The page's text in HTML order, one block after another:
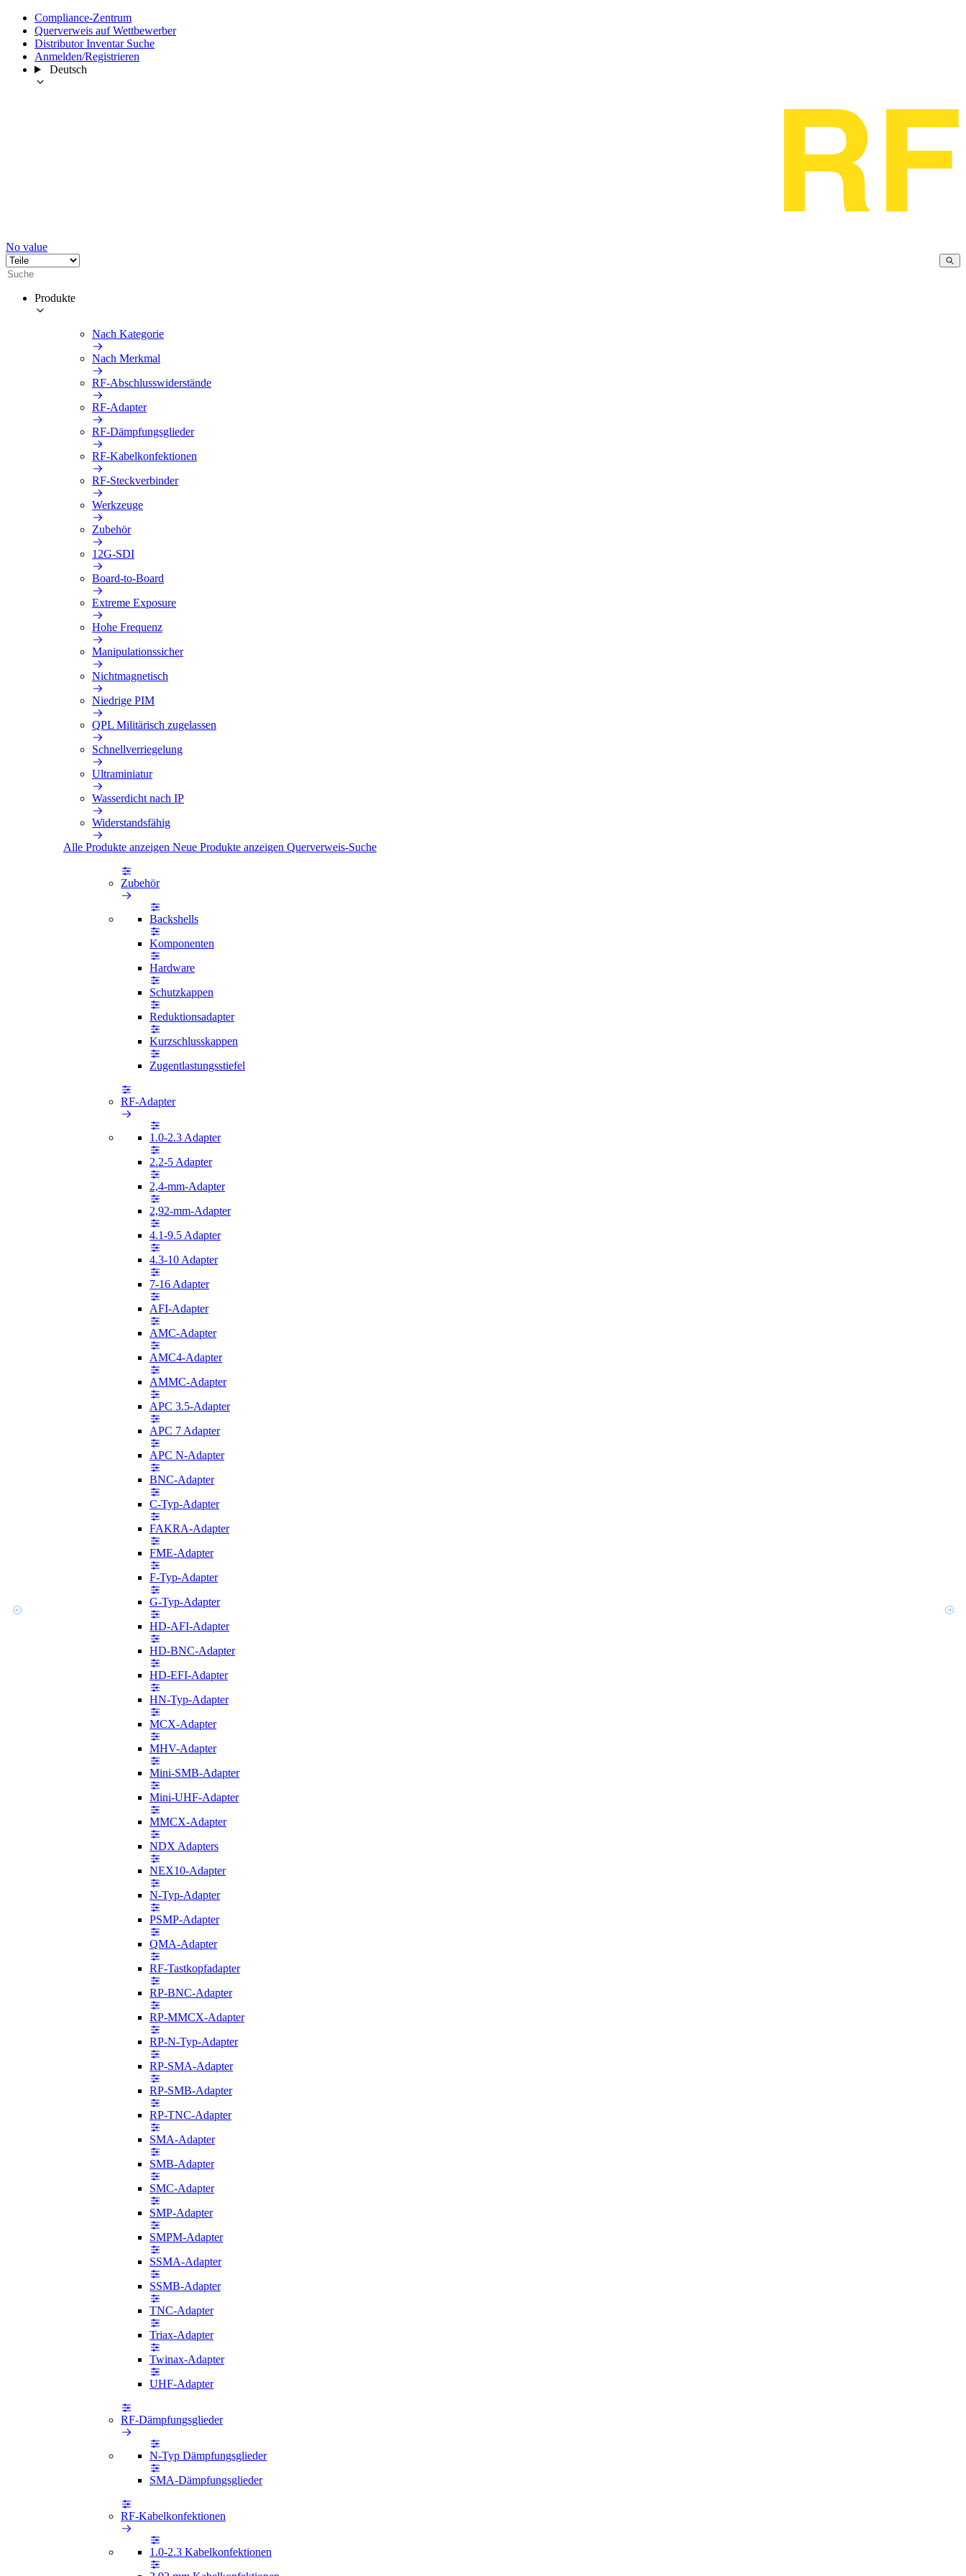
Compliance-Zentrum
Querverweis auf Wettbewerber
Distributor Inventar Suche
Anmelden/Registrieren
Deutsch
No value
Produkte
Nach Kategorie
Nach Merkmal
RF-Abschlusswiderstände
RF-Adapter
RF-Dämpfungsglieder
RF-Kabelkonfektionen
RF-Steckverbinder
Werkzeuge
Zubehör
12G-SDI
Board-to-Board
Extreme Exposure
Hohe Frequenz
Manipulationssicher
Nichtmagnetisch
Niedrige PIM
QPL Militärisch zugelassen
Schnellverriegelung
Ultraminiatur
Wasserdicht nach IP
Widerstandsfähig
Alle Produkte anzeigen Neue Produkte anzeigen Querverweis-Suche
Zubehör
Backshells
Komponenten
Hardware
Schutzkappen
Reduktionsadapter
Kurzschlusskappen
Zugentlastungsstiefel
RF-Adapter
1.0-2.3 Adapter
2.2-5 Adapter
2,4-mm-Adapter
2,92-mm-Adapter
4.1-9.5 Adapter
4.3-10 Adapter
7-16 Adapter
AFI-Adapter
AMC-Adapter
AMC4-Adapter
AMMC-Adapter
APC 3.5-Adapter
APC 7 Adapter
APC N-Adapter
BNC-Adapter
C-Typ-Adapter
FAKRA-Adapter
FME-Adapter
F-Typ-Adapter
G-Typ-Adapter
HD-AFI-Adapter
HD-BNC-Adapter
HD-EFI-Adapter
HN-Typ-Adapter
MCX-Adapter
MHV-Adapter
Mini-SMB-Adapter
Mini-UHF-Adapter
MMCX-Adapter
NDX Adapters
NEX10-Adapter
N-Typ-Adapter
PSMP-Adapter
QMA-Adapter
RF-Tastkopfadapter
RP-BNC-Adapter
RP-MMCX-Adapter
RP-N-Typ-Adapter
RP-SMA-Adapter
RP-SMB-Adapter
RP-TNC-Adapter
SMA-Adapter
SMB-Adapter
SMC-Adapter
SMP-Adapter
SMPM-Adapter
SSMA-Adapter
SSMB-Adapter
TNC-Adapter
Triax-Adapter
Twinax-Adapter
UHF-Adapter
RF-Dämpfungsglieder
N-Typ Dämpfungsglieder
SMA-Dämpfungsglieder
RF-Kabelkonfektionen
1.0-2.3 Kabelkonfektionen